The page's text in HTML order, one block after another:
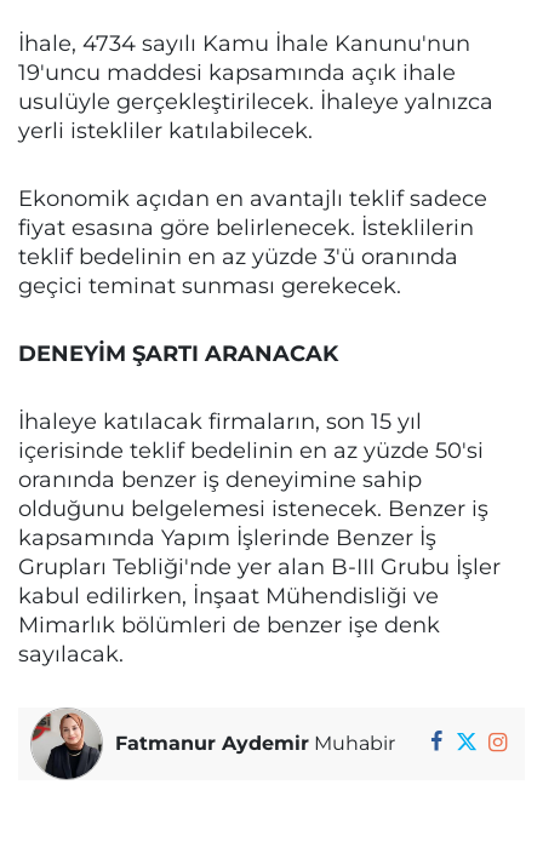
İhale, 4734 sayılı Kamu İhale Kanunu'nun
19'uncu maddesi kapsamında açık ihale
usulüyle gerçekleştirilecek. İhaleye yalnızca
yerli istekliler katılabilecek.
Ekonomik açıdan en avantajlı teklif sadece
fiyat esasına göre belirlenecek. İsteklilerin
teklif bedelinin en az yüzde 3'ü oranında
geçici teminat sunması gerekecek.
DENEYİM ŞARTI ARANACAK
İhaleye katılacak firmaların, son 15 yıl
içerisinde teklif bedelinin en az yüzde 50'si
oranında benzer iş deneyimine sahip
olduğunu belgelemesi istenecek. Benzer iş
kapsamında Yapım İşlerinde Benzer İş
Grupları Tebliği'nde yer alan B-III Grubu İşler
kabul edilirken, İnşaat Mühendisliği ve
Mimarlık bölümleri de benzer işe denk
sayılacak.
Fatmanur Aydemir Muhabir